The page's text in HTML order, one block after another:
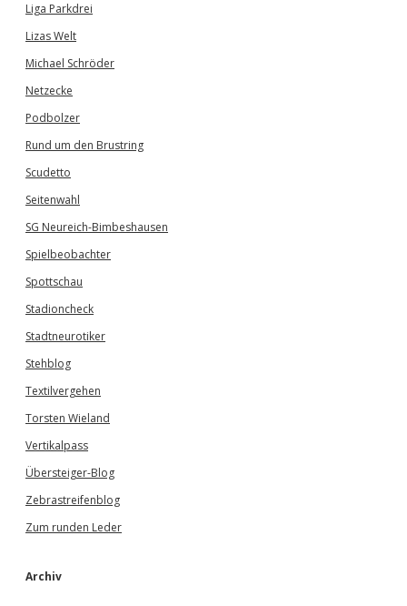
Liga Parkdrei
Lizas Welt
Michael Schröder
Netzecke
Podbolzer
Rund um den Brustring
Scudetto
Seitenwahl
SG Neureich-Bimbeshausen
Spielbeobachter
Spottschau
Stadioncheck
Stadtneurotiker
Stehblog
Textilvergehen
Torsten Wieland
Vertikalpass
Übersteiger-Blog
Zebrastreifenblog
Zum runden Leder
Archiv